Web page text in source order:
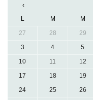
‹
L
M M
27
28 29
3
4 5
10
11 12
17
18 19
24
25 26